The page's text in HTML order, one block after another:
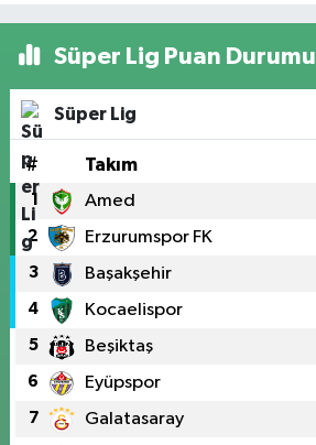
Süper Lig Puan Durumu
Süper Lig
# Takım
1 Amed
2 Erzurumspor FK
3 Başakşehir
4 Kocaelispor
5 Beşiktaş
6 Eyüpspor
7 Galatasaray